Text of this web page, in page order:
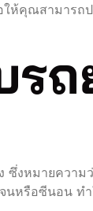
ให้คุณสามารถ
ร
ซึ่งหมายควา
จนหรือซีนอน